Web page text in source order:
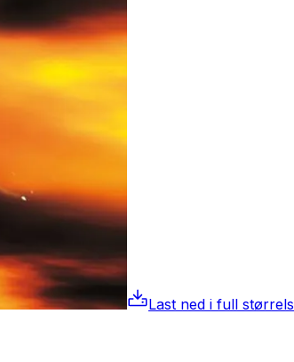
Last ned i full